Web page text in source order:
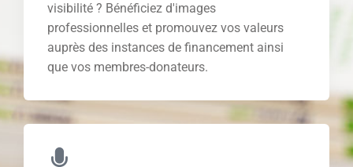
visibilité ? Bénéficiez d'images
professionnelles et promouvez vos valeurs
auprès des instances de financement ainsi
que vos membres-donateurs.